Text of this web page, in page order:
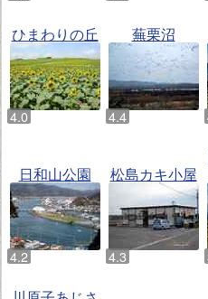
ひまわりの丘 蕪栗沼
日和山公園 松島カキ小屋